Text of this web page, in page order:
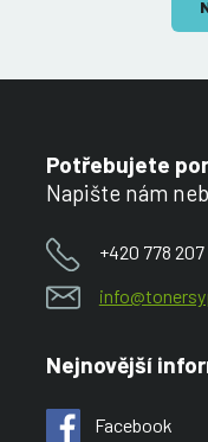
Potřebujete
Napište nám
+420 778
Nejnovější
Facebook